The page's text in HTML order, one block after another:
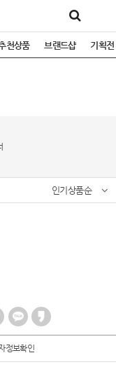
천상품 브랜드샵 기획전
인기상품순
정보확인